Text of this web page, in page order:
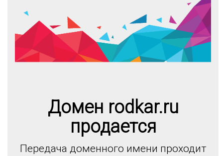
Домен rodkar.ru
продается
Передача доменного имени проходит